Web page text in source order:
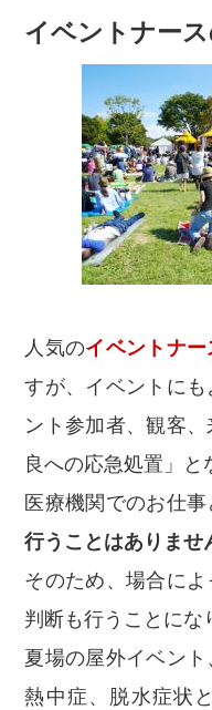
イベントナー
人気のイベントナ
すが、イベントに
ント参加者、観客
良への応急処置」と
医療機関でのお仕事
行うことはありませ
そのため、場合に
判断も行うことにな
夏場の屋外イベン
熱中症、脱水症状